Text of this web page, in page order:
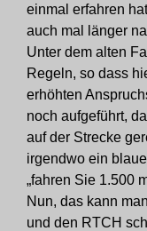
einmal erfahren
auch mal länger
Unter dem alten
Regeln, so dass
erhöhten
noch aufgeführt,
auf der Strecke
irgendwo ein
„fahren Sie 1.500
Nun, das kann
und den RTCH